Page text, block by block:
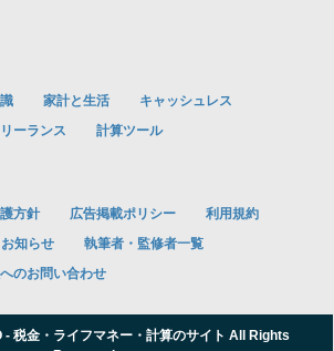
家計と生活
キャッシュレス
ーランス 計算ツール
方針 広告掲載ポリシー
利用規約
お知らせ
執筆者・監修者一覧
のお問い合わせ
税金・ライフマネー・計算のサイト All Rights